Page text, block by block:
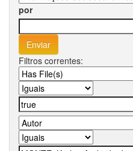
por
Filtros correntes: